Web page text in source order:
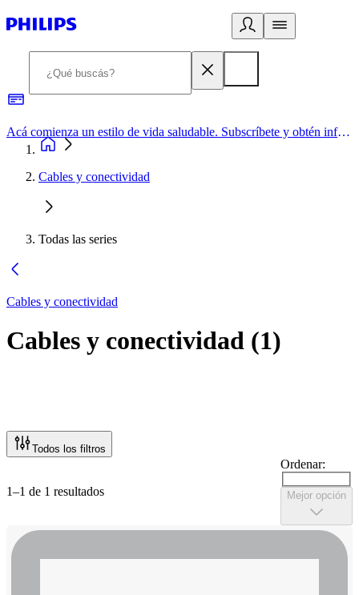
Acá comienza un estilo de vida saludable. Subscríbete y obtén información de primera mano
Cables y conectividad
Todas las series
Cables y conectividad
Cables y conectividad (1)
Todos los filtros
1–1 de 1 resultados
Ordenar:
Mejor opción